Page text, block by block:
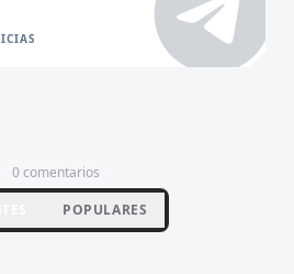
0 comentarios
POPULARES